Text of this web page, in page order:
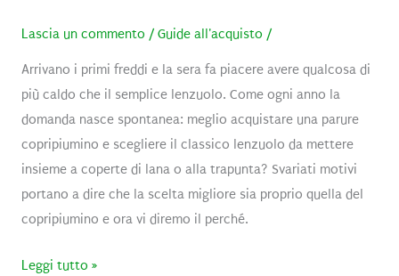
Lascia un commento / Guide all'acquisto /
Arrivano i primi freddi e la sera fa piacere avere qualcosa di
più caldo che il semplice lenzuolo. Come ogni anno la
domanda nasce spontanea: meglio acquistare una parure
copripiumino e scegliere il classico lenzuolo da mettere
insieme a coperte di lana o alla trapunta? Svariati motivi
portano a dire che la scelta migliore sia proprio quella del
copripiumino e ora vi diremo il perché.
Parure
Leggi tutto »